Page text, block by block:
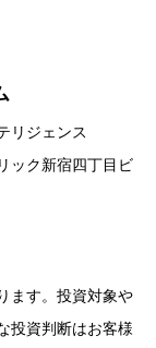
リジェンス
ック新宿四丁目ビ
ます。投資対象や
投資判断はお客様